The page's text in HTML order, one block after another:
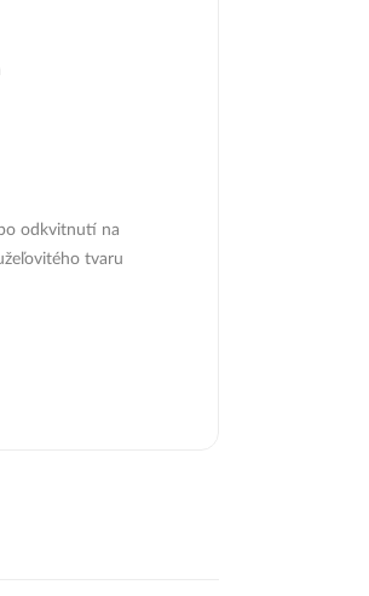
odkvitnutí na
tvaru